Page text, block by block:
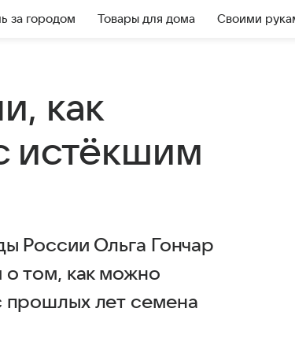
за городом Товары для дома Своими
как
истёкшим
России Ольга Гончар
том, как можно
прошлых лет семена